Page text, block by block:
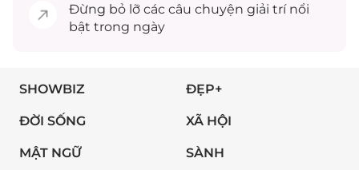
Đừng bỏ lỡ các câu chuyện giải trínổi
bật trong ngày
SHOWBIZ ĐẸP+
ĐỜI SỐNG XÃ HỘI
MẬT NGỮ SÀNH